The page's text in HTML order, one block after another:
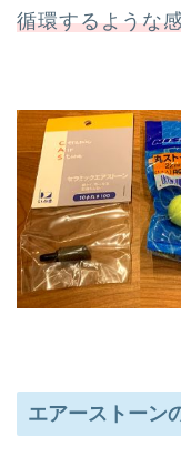
循環するような
エアーストーン